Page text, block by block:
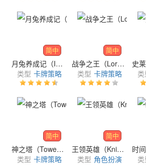
简中
月兔养成记（Idle Moon Rabbit）
类型 卡牌策略
简中
战争之王（Lord of War）
类型 卡牌策略
简中
神之塔（Tower Of Gods M）
类型 卡牌策略
简中
王领英雄（Knightcore Kingdom）
类型 角色扮演